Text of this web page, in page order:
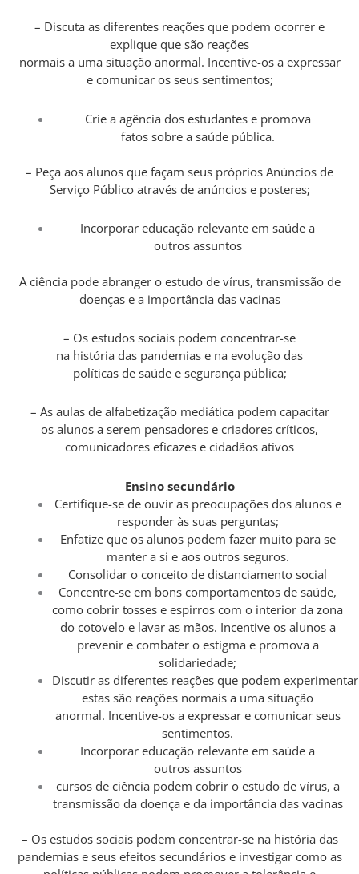
– Discuta as diferentes reações que podem ocorrer e
explique que são reações
normais a uma situação anormal. Incentive-os a expressar
e comunicar os seus sentimentos;
Crie a agência dos estudantes e promova
fatos sobre a saúde pública.
– Peça aos alunos que façam seus próprios Anúncios de
Serviço Público através de anúncios e posteres;
Incorporar educação relevante em saúde a
outros assuntos
A ciência pode abranger o estudo de vírus, transmissão de
doenças e a importância das vacinas
– Os estudos sociais podem concentrar-se
na história das pandemias e na evolução das
políticas de saúde e segurança pública;
– As aulas de alfabetização mediática podem capacitar
os alunos a serem pensadores e criadores críticos,
comunicadores eficazes e cidadãos ativos
Ensino secundário
Certifique-se de ouvir as preocupações dos alunos e
responder às suas perguntas;
Enfatize que os alunos podem fazer muito para se
manter a si e aos outros seguros.
Consolidar o conceito de distanciamento social
Concentre-se em bons comportamentos de saúde,
como cobrir tosses e espirros com o interior da zona
do cotovelo e lavar as mãos. Incentive os alunos a
prevenir e combater o estigma e promova a
solidariedade;
Discutir as diferentes reações que podem
estas são reações normais a uma situação
anormal. Incentive-os a expressar e comunicar seus
sentimentos.
Incorporar educação relevante em saúde a
outros assuntos
cursos de ciência podem cobrir o estudo de vírus, a
transmissão da doença e da importância das vacinas
– Os estudos sociais podem concentrar-se na história das
pandemias e seus efeitos secundários e investigar como as